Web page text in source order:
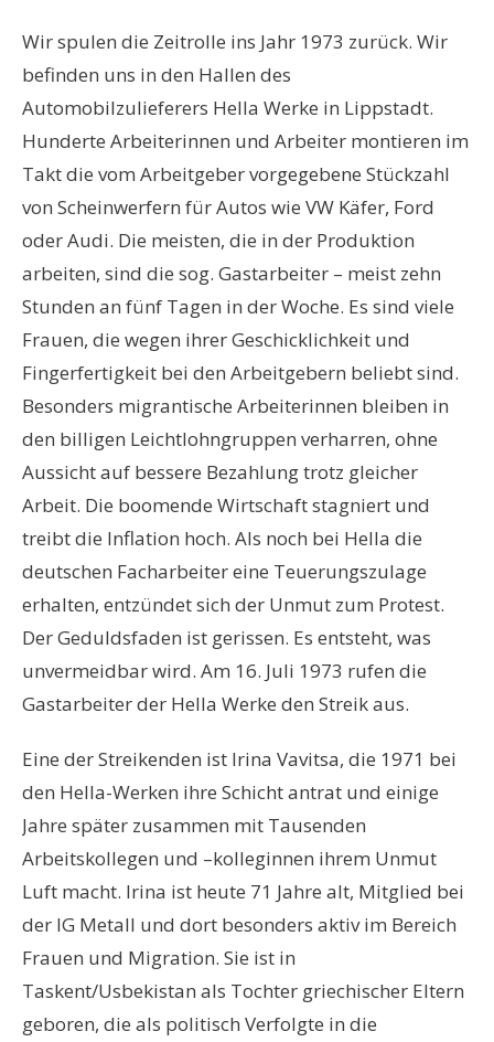
Wir spulen die Zeitrolle ins Jahr 1973 zurück. Wir
befinden uns in den Hallen des
Automobilzulieferers Hella Werke in Lippstadt.
Hunderte Arbeiterinnen und Arbeiter montieren im
Takt die vom Arbeitgeber vorgegebene Stückzahl
von Scheinwerfern für Autos wie VW Käfer, Ford
oder Audi. Die meisten, die in der Produktion
arbeiten, sind die sog. Gastarbeiter – meist zehn
Stunden an fünf Tagen in der Woche. Es sind viele
Frauen, die wegen ihrer Geschicklichkeit und
Fingerfertigkeit bei den Arbeitgebern beliebt sind.
Besonders migrantische Arbeiterinnen bleiben in
den billigen Leichtlohngruppen verharren, ohne
Aussicht auf bessere Bezahlung trotz gleicher
Arbeit. Die boomende Wirtschaft stagniert und
treibt die Inflation hoch. Als noch bei Hella die
deutschen Facharbeiter eine Teuerungszulage
erhalten, entzündet sich der Unmut zum Protest.
Der Geduldsfaden ist gerissen. Es entsteht, was
unvermeidbar wird. Am 16. Juli 1973 rufen die
Gastarbeiter der Hella Werke den Streik aus.
Eine der Streikenden ist Irina Vavitsa, die 1971 bei
den Hella-Werken ihre Schicht antrat und einige
Jahre später zusammen mit Tausenden
Arbeitskollegen und –kolleginnen ihrem Unmut
Luft macht. Irina ist heute 71 Jahre alt, Mitglied bei
der IG Metall und dort besonders aktiv im Bereich
Frauen und Migration. Sie ist in
Taskent/Usbekistan als Tochter griechischer Eltern
geboren, die als politisch Verfolgte in die